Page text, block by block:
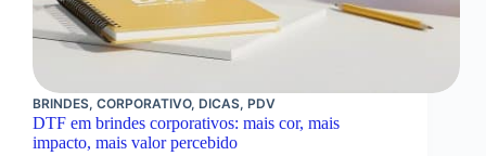
BRINDES, CORPORATIVO, DICAS, PDV
DTF em brindes corporativos: mais cor, mais
impacto, mais valor percebido